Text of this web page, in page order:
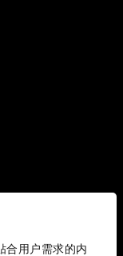
合用户需求的内